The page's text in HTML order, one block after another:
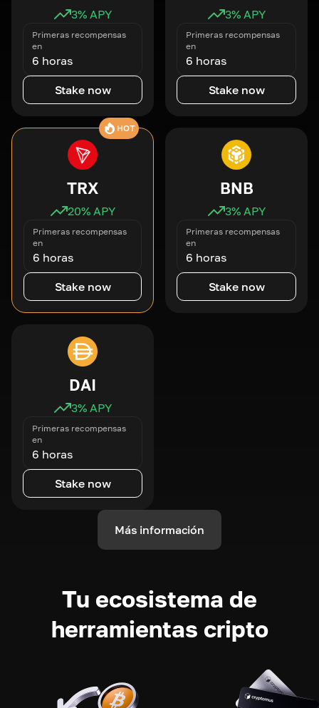
3% APY
Primeras recompensas
en
6 horas
Stake now
3% APY
Primeras recompensas
en
6 horas
Stake now
HOT
TRX
20% APY
Primeras recompensas
en
6 horas
Stake now
BNB
3% APY
Primeras recompensas
en
6 horas
Stake now
DAI
3% APY
Primeras recompensas
en
6 horas
Stake now
Más información
Tu ecosistema de
herramientas cripto